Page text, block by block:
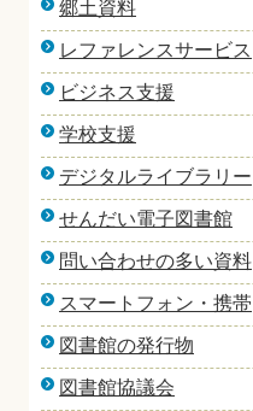
郷土資料
レファレンスサービス
ビジネス支援
学校支援
デジタルライブラリー
せんだい電子図書館
問い合わせの多い資料
スマートフォン・携帯
図書館の発行物
図書館協議会